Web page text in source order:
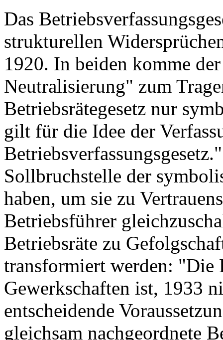
Das
strukturellen
1920. In beiden komme
Neutralisierung" zum
Betriebsrätegesetz nur
gilt für die Idee der
Betriebsverfassungsgesetz."
Sollbruchstelle der
haben, um sie zu
Betriebsführer
Betriebsräte zu
transformiert werden: "Die
Gewerkschaften ist, 1933
entscheidende
gleichsam nachgeordnete